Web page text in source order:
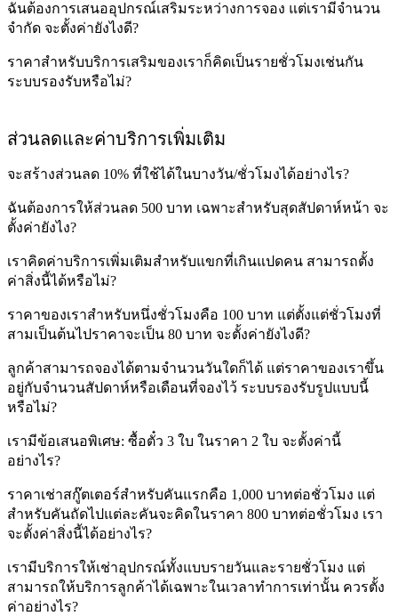
ฉันต้องการเสนออุปกรณ์เสริมระหว่างการจอง แต่เรามีจำนวน
จำกัด จะตั้งค่ายังไงดี?
ราคาสำหรับบริการเสริมของเราก็คิดเป็นรายชั่วโมงเช่นกัน
ระบบรองรับหรือไม่?
ส่วนลดและค่าบริการเพิ่มเติม
จะสร้างส่วนลด 10% ที่ใช้ได้ในบางวัน/ชั่วโมงได้อย่างไร?
ฉันต้องการให้ส่วนลด 500 บาท เฉพาะสำหรับสุดสัปดาห์หน้า จะ
ตั้งค่ายังไง?
เราคิดค่าบริการเพิ่มเติมสำหรับแขกที่เกินแปดคน สามารถตั้ง
ค่าสิ่งนี้ได้หรือไม่?
ราคาของเราสำหรับหนึ่งชั่วโมงคือ 100 บาท แต่ตั้งแต่ชั่วโมงที่
สามเป็นต้นไปราคาจะเป็น 80 บาท จะตั้งค่ายังไงดี?
ลูกค้าสามารถจองได้ตามจำนวนวันใดก็ได้ แต่ราคาของเราขึ้น
อยู่กับจำนวนสัปดาห์หรือเดือนที่จองไว้ ระบบรองรับรูปแบบนี้
หรือไม่?
เรามีข้อเสนอพิเศษ: ซื้อตั๋ว 3 ใบ ในราคา 2 ใบ จะตั้งค่านี้
อย่างไร?
ราคาเช่าสกู๊ตเตอร์สำหรับคันแรกคือ 1,000 บาทต่อชั่วโมง แต่
สำหรับคันถัดไปแต่ละคันจะคิดในราคา 800 บาทต่อชั่วโมง เรา
จะตั้งค่าสิ่งนี้ได้อย่างไร?
เรามีบริการให้เช่าอุปกรณ์ทั้งแบบรายวันและรายชั่วโมง แต่
สามารถให้บริการลูกค้าได้เฉพาะในเวลาทำการเท่านั้น ควรตั้ง
ค่าอย่างไร?